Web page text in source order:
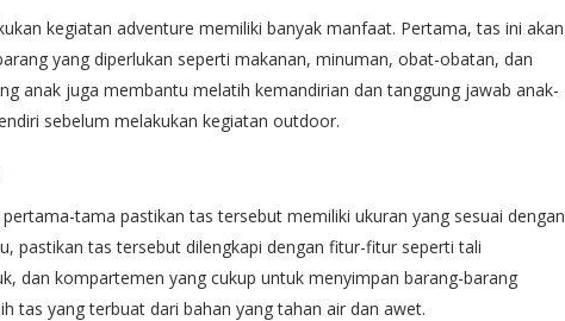
kegiatan adventure memiliki banyak manfaat. Pertama, tas ini akan
yang diperlukan seperti makanan, minuman, obat-obatan, dan
anak juga membantu melatih kemandirian dan tanggung jawab anak-
sebelum melakukan kegiatan outdoor.
tama pastikan tas tersebut memiliki ukuran yang sesuai dengan
pastikan tas tersebut dilengkapi dengan fitur-fitur seperti tali
dan kompartemen yang cukup untuk menyimpan barang-barang
tas yang terbuat dari bahan yang tahan air dan awet.